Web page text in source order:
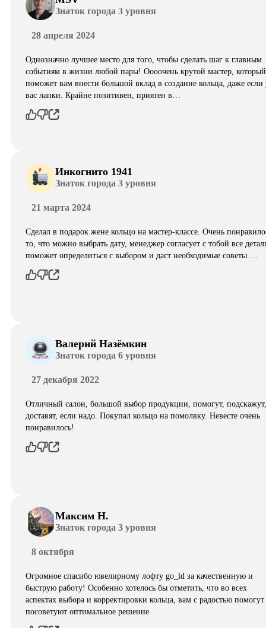
Знаток города 3 уровня
28 апреля 2024
Однозначно лучшее место для того, чтобы сделать шаг к главным
событиям в жизни любой пары! Оооочень крутой мастер, который
поможет вам внести большой вклад в создание кольца, даже если
вас лапки. Крайне позитивен, приятен в…
Инкогнито 1941
Знаток города 3 уровня
21 марта 2024
Сделал в подарок жене кольцо на мастер-классе. Очень
то, что можно выбрать дату, менеджер согласует с тобой все
поможет определиться с выбором и даст необходимые советы.…
Валерий Назёмкин
Знаток города 6 уровня
27 декабря 2022
Отличный салон, большой выбор продукции, помогут, подскажут,
доставят, если надо. Покупал кольцо на помолвку. Невесте очень
понравилось!
Максим Н.
Знаток города 3 уровня
8 октября
Огромное спасибо ювелирному лофту go_ld за качественную и
быструю работу! Особенно хотелось бы отметить, что во всех
аспектах выбора и корректировки кольца, вам с радостью
посоветуют оптимальное решение